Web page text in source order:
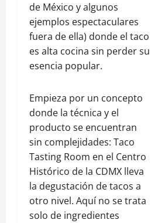
de México y algunos
ejemplos espectaculares
fuera de ella) donde el taco
es alta cocina sin perder su
esencia popular.
Empieza por un concepto
donde la técnica y el
producto se encuentran
sin complejidades: Taco
Tasting Room en el Centro
Histórico de la CDMX lleva
la degustación de tacos a
otro nivel. Aquí no se trata
solo de ingredientes